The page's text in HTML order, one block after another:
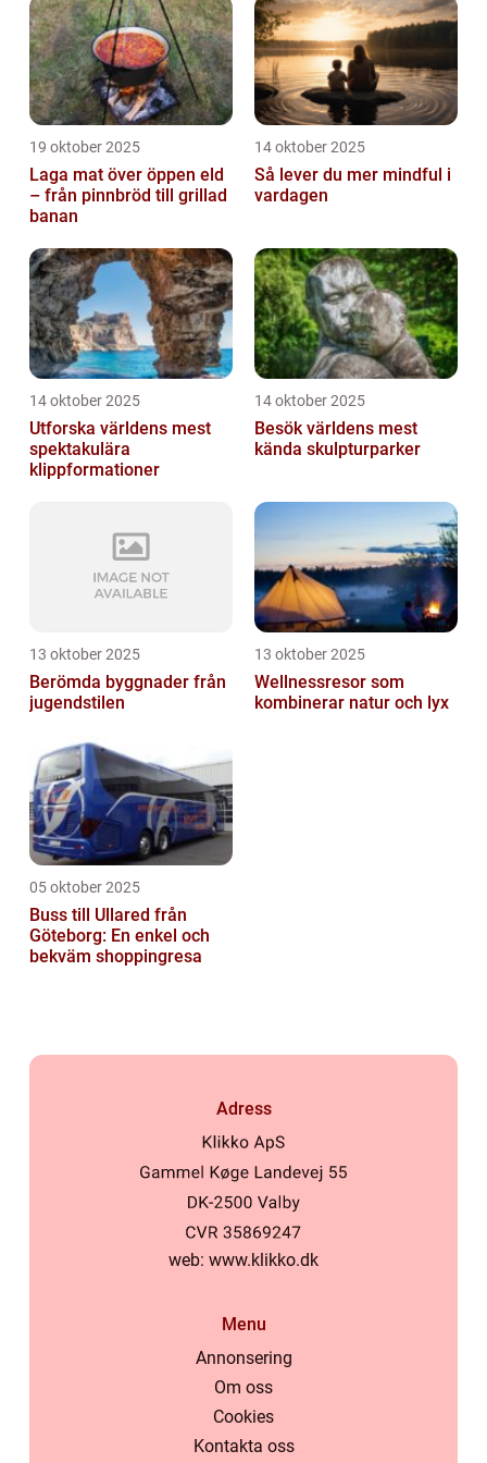
19 oktober 2025
Laga mat över öppen eld
– från pinnbröd till grillad
banan
14 oktober 2025
Så lever du mer mindful i
vardagen
14 oktober 2025
Utforska världens mest
spektakulära
klippformationer
14 oktober 2025
Besök världens mest
kända skulpturparker
13 oktober 2025
Berömda byggnader från
jugendstilen
13 oktober 2025
Wellnessresor som
kombinerar natur och lyx
05 oktober 2025
Buss till Ullared från
Göteborg: En enkel och
bekväm shoppingresa
Adress
web: www.klikko.dk
Menu
Annonsering
Om oss
Cookies
Kontakta oss